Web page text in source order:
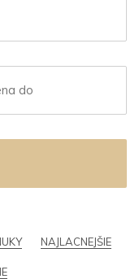
NAJLACNEJŠIE